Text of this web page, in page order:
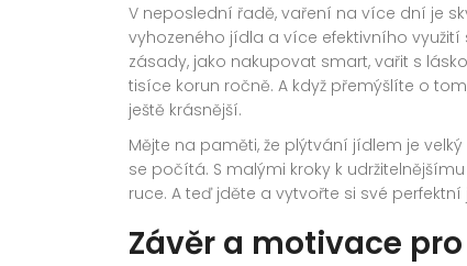
V neposlední řadě, vaření na více dní je
vyhozeného jídla a více efektivního
zásady, jako nakupovat smart, vařit s
tisíce korun ročně. A když přemýšlíte o
ještě krásnější.
Mějte na paměti, že plýtvání jídlem je
se počítá. S malými kroky k
ruce. A teď jděte a vytvořte si své perfektní
Závěr a motivace